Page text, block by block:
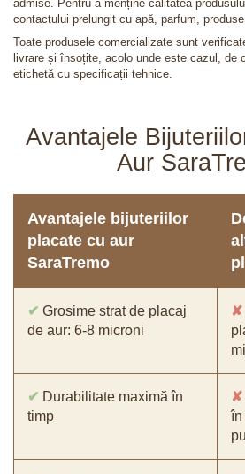
admise. Pentru a menține calitatea
contactului prelungit cu apă, parfum,
Toate produsele comercializate sunt
livrare și însoțite, acolo unde este cazul, de
etichetă cu specificații tehnice.
Avantajele
Aur
Avantajele bijuteriilor
placate cu aur
SaraTremo
✔ Grosime strat de placaj
de aur: 6-8 microni
✘
✔ Durabilitate maximă în
timp
✘
în